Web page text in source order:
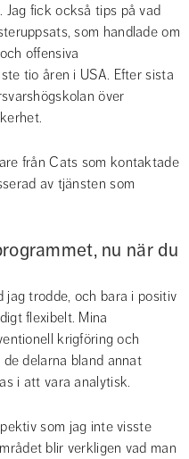
Jag fick också tips på vad
som handlade om
offensiva
tio åren i USA. Efter sista
över
från Cats som kontaktade
av tjänsten som
nu när du
jag trodde, och bara i positiv
flexibelt. Mina
krigföring och
delarna bland annat
i att vara analytisk.
som jag inte visste
blir verkligen vad man